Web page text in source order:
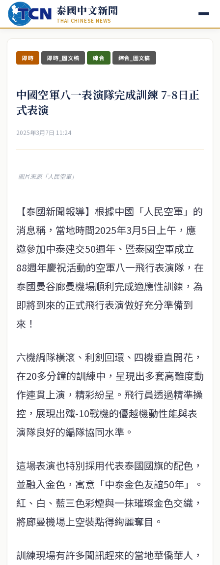
泰國中文新聞
THAI CHINESE NEWS
即時 即時_圖文稿 綜合 綜合_圖文稿
中國空軍八一表演隊完成訓練 7-8日正
式表演
2025年3月7日 11:24
圖片來源「人民空軍」
【泰國新聞報導】根據中國「人民空軍」的
消息稱，當地時間2025年3月5日上午，應
邀參加中泰建交50週年、暨泰國空軍成立
88週年慶祝活動的空軍八一飛行表演隊，在
泰國曼谷廊曼機場順利完成適應性訓練，為
即將到來的正式飛行表演做好充分準備到
來！
六機編隊橫滾、利劍回環、四機垂直開花，
在20多分鐘的訓練中，呈現出多套高難度動
作連貫上演，精彩紛呈。飛行員透過精準操
控，展現出殲-10戰機的優越機動性能與表
演隊良好的編隊協同水準。
這場表演也特別採用代表泰國國旗的配色，
並融入金色，寓意「中泰金色友誼50年」。
紅、白、藍三色彩煙與一抹璀璨金色交織，
將廊曼機場上空裝點得絢麗奪目。
訓練現場有許多聞訊趕來的當地華僑華人，